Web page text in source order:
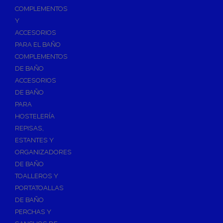
Válvulas para Calefacción
Válv. Mezcladora Termostática
Válvulas Motorizadas
Válvulas de Seguridad
Colectores de Calefacción
Bombas de Calor
Bombas de calor para ACS
Cocinas
Extractores de Cocina
Fregaderos
Grifería de Fregadero
Recambios de fregadero
Contra Incendios
COMPLEMENTOS
Y
ACCESORIOS
PARA EL BAÑO
COMPLEMENTOS
DE BAÑO
ACCESORIOS
DE BAÑO
PARA
HOSTELERÍA
REPISAS,
ESTANTES Y
ORGANIZADORES
DE BAÑO
TOALLEROS Y
PORTATOALLAS
DE BAÑO
PERCHAS Y